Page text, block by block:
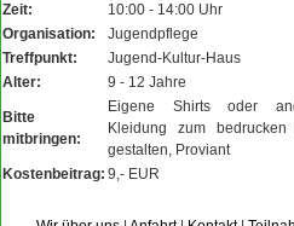
Zeit:
10:00 - 14:00 Uhr
Organisation:
Jugendpflege
Treffpunkt:
Jugend-Kultur-Haus
Alter:
9 - 12 Jahre
Bitte
mitbringen:
Eigene Shirts oder
Kleidung zum bedrucken
gestalten, Proviant
Kostenbeitrag: 9,- EUR